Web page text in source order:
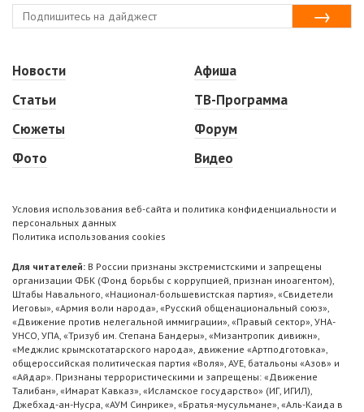
Новости
Статьи
Сюжеты
Фото
Афиша
ТВ-Программа
Форум
Видео
Условия использования веб-сайта и политика конфиденциальности и
персональных данных
Политика использования cookies
Для читателей: В России признаны экстремистскими и запрещены
организации ФБК (Фонд борьбы с коррупцией, признан иноагентом),
Штабы Навального, «Национал-большевистская партия», «Свидетели
Иеговы», «Армия воли народа», «Русский общенациональный союз»,
«Движение против нелегальной иммиграции», «Правый сектор», УНА-
УНСО, УПА, «Тризуб им. Степана Бандеры», «Мизантропик дивижн»,
«Меджлис крымскотатарского народа», движение «Артподготовка»,
общероссийская политическая партия «Воля», АУЕ, батальоны «Азов» и
«Айдар». Признаны террористическими и запрещены: «Движение
Талибан», «Имарат Кавказ», «Исламское государство» (ИГ, ИГИЛ),
Джебхад-ан-Нусра, «АУМ Синрике», «Братья-мусульмане», «Аль-Каида в